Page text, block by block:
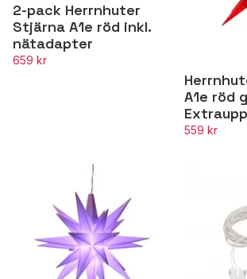
2-pack Herrnhuter
Stjärna A1e röd inkl.
nätadapter
659 kr
A1e röd
559 kr